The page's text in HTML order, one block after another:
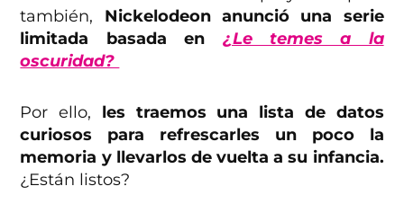
también, Nickelodeon anunció una serie
limitada basada en ¿Le temes a la
oscuridad?
Por ello, les traemos una lista de datos
curiosos para refrescarles un poco la
memoria y llevarlos de vuelta a su infancia.
¿Están listos?